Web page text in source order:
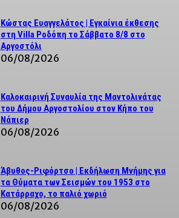
Κώστας Ευαγγελάτος | Εγκαίνια έκθεσης
στη Villa Ροδόπη το Σάββατο 8/8 στο
Αργοστόλι
06/08/2026
Καλοκαιρινή Συναυλία της Μαντολινάτας
του Δήμου Αργοστολίου στον Κήπο του
Νάπιερ
06/08/2026
Άβυθος-Ριφόρτσο | Εκδήλωση Μνήμης για
τα Θύματα των Σεισμών του 1953 στο
Κατάρραχο, το παλιό χωριό
06/08/2026